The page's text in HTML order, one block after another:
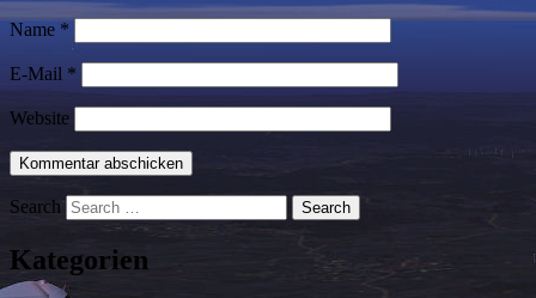
Name *
E-Mail *
Website
Search
Kategorien